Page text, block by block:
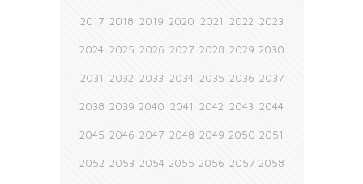
2017 2018 2019 2020 2021 2022 2023
2024 2025 2026 2027 2028 2029 2030
2031 2032 2033 2034 2035 2036 2037
2038 2039 2040 2041 2042 2043 2044
2045 2046 2047 2048 2049 2050 2051
2052 2053 2054 2055 2056 2057 2058